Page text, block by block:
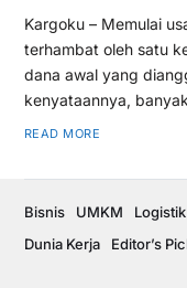
Kargoku – Memulai
terhambat oleh satu
dana awal yang
kenyataannya,
READ MORE
Bisnis UMKM Logistik
Dunia Kerja
Editor’s